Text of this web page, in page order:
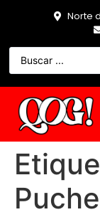
Norte
Puche